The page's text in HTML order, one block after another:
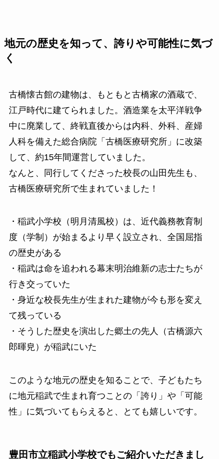
地元の歴史を知って、誇りや可能性に気づ
く
古橋懐古館の建物は、もともと古橋家の酒蔵で、
江戸時代に建てられました。酒造業を太平洋戦争
中に廃業して、終戦直後からは内科、外科、産婦
人科を備えた総合病院「古橋医療研究所」に改築
して、約15年間運営していました。
なんと、同行してくださった校長の山田先生も、
古橋医療研究所で生まれていました！
・稲武小学校（明月清風校）は、近代義務教育制
度（学制）が始まるより早く設立され、全国屈指
の歴史がある
・稲武は命を追われる幕末明治維新の志士たちが
行き交っていた
・身近な校長先生が生まれた建物が今も形を変え
て残っている
・そうした歴史を演出した郷土の先人（古橋源六
郎暉皃）が稲武にいた
このような地元の歴史を知ることで、子どもたち
に地元稲武で生まれ育つことの「誇り」や「可能
性」に気づいてもらえると、とても嬉しいです。
豊田市立稲武小学校でもご紹介いただきまし